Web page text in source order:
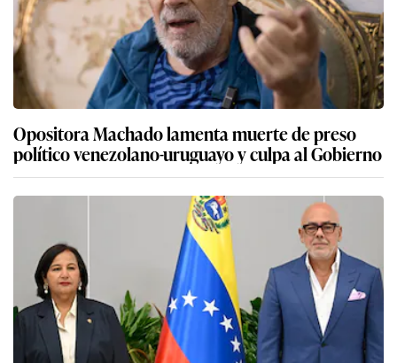
Opositora Machado lamenta muerte de preso
político venezolano-uruguayo y culpa al Gobierno